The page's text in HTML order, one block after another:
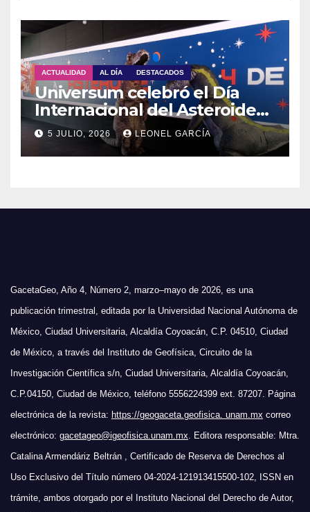
ACTUALIDAD AL DÍA DESTACADOS
Universum celebró el Día
Internacional del Asteroide
con actividades para toda la
familia
5 JULIO, 2026 LEONEL GARCÍA
GacetaGeo, Año 4, Número 2, marzo–mayo de 2026, es una
publicación trimestral, editada por la Universidad Nacional Autónoma de
México, Ciudad Universitaria, Alcaldía Coyoacán, C.P. 04510, Ciudad
de México, a través del Instituto de Geofísica, Circuito de la
Investigación Científica s/n, Ciudad Universitaria, Alcaldía Coyoacán,
C.P.04150, Ciudad de México, teléfono 5556224399 ext. 87207. Página
electrónica de la revista: https://geogaceta.geofisica. unam.mx correo
electrónico: gacetageo@igeofisica.unam.mx. Editora responsable: Mtra.
Catalina Armendáriz Beltrán , Certificado de Reserva de Derechos al
Uso Exclusivo del Título número 04-2024-121913415500-102, ISSN en
trámite, ambos otorgado por el Instituto Nacional del Derecho de Autor,